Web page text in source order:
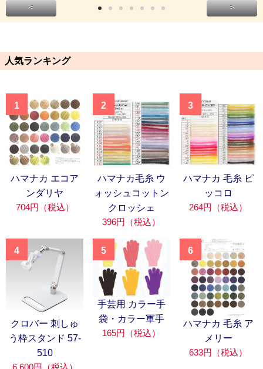
< >
人気ランキング
1
ハマナカ エコア
ンダリヤ
704円（税込）
2
ハマナカ毛糸 ウ
ォッシュコットン
クロッシェ
396円（税込）
3
ハマナカ 毛糸 ピ
ッコロ
264円（税込）
4
クロバー 刺しゅ
う枠スタンド 57-
510
6,600円（税込）
5
手芸用 カラー手
袋・カラー軍手
165円（税込）
6
ハマナカ 毛糸 ア
メリー
633円（税込）